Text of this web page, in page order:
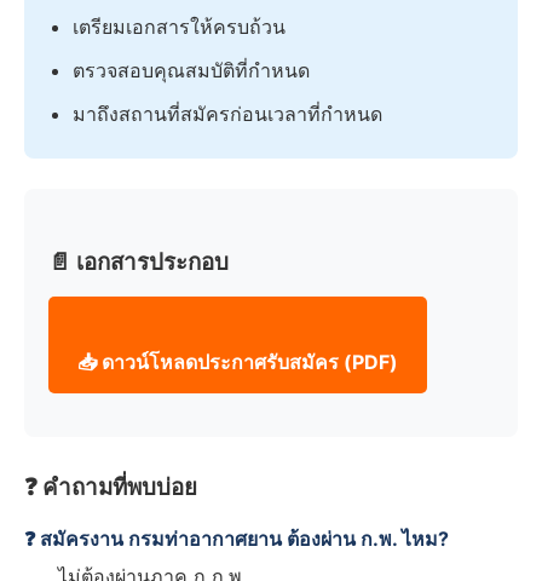
เตรียมเอกสารให้ครบถ้วน
ตรวจสอบคุณสมบัติที่กำหนด
มาถึงสถานที่สมัครก่อนเวลาที่กำหนด
📄 เอกสารประกอบ
📥 ดาวน์โหลดประกาศรับสมัคร (PDF)
❓ คำถามที่พบบ่อย
❓ สมัครงาน กรมท่าอากาศยาน ต้องผ่าน ก.พ. ไหม?
ไม่ต้องผ่านภาค ก ก.พ.